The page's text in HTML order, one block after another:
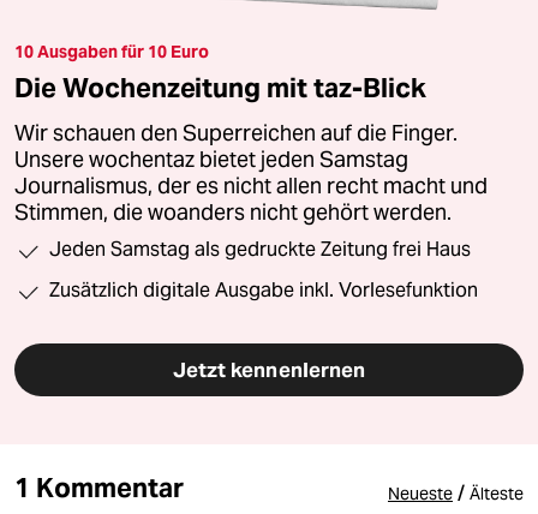
10 Ausgaben für 10 Euro
Die Wochenzeitung mit taz-Blick
Wir schauen den Superreichen auf die Finger.
Unsere wochentaz bietet jeden Samstag
Journalismus, der es nicht allen recht macht und
Stimmen, die woanders nicht gehört werden.
Jeden Samstag als gedruckte Zeitung frei Haus
Zusätzlich digitale Ausgabe inkl. Vorlesefunktion
Jetzt kennenlernen
1 Kommentar Neueste / Älteste